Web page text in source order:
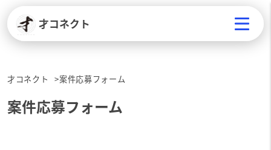
才コネクト
才コネクト 案件応募フォーム
案件応募フォーム